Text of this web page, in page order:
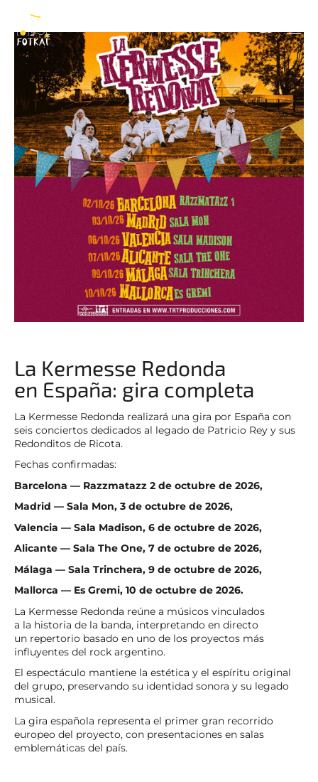
La Kermesse Redonda
en España: gira completa
La Kermesse Redonda realizará una gira por España con
seis conciertos dedicados al legado de Patricio Rey y sus
Redonditos de Ricota.
Fechas confirmadas:
Barcelona — Razzmatazz 2 de octubre de 2026,
Madrid — Sala Mon, 3 de octubre de 2026,
Valencia — Sala Madison, 6 de octubre de 2026,
Alicante — Sala The One, 7 de octubre de 2026,
Málaga — Sala Trinchera, 9 de octubre de 2026,
Mallorca — Es Gremi, 10 de octubre de 2026.
La Kermesse Redonda reúne a músicos vinculados
a la historia de la banda, interpretando en directo
un repertorio basado en uno de los proyectos más
influyentes del rock argentino.
El espectáculo mantiene la estética y el espíritu original
del grupo, preservando su identidad sonora y su legado
musical.
La gira española representa el primer gran recorrido
europeo del proyecto, con presentaciones en salas
emblemáticas del país.